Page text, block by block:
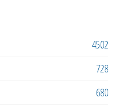
4502
728
680